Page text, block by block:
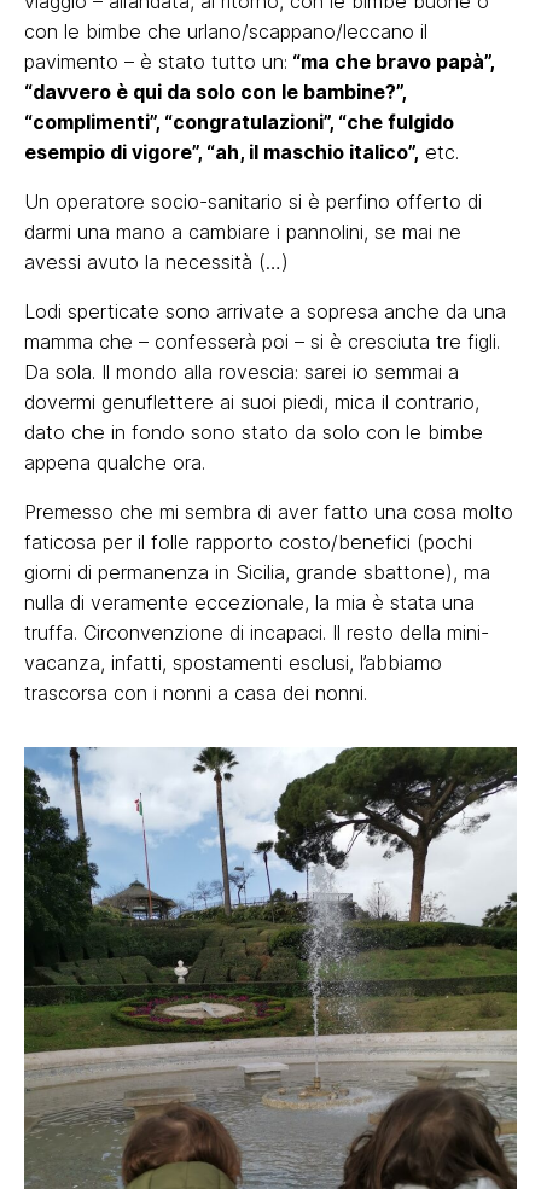
con le bimbe che urlano/scappano/leccano il
pavimento – è stato tutto un: “ma che bravo papà”,
“davvero è qui da solo con le bambine?”,
“complimenti”, “congratulazioni”, “che fulgido
esempio di vigore”, “ah, il maschio italico”, etc.
Un operatore socio-sanitario si è perfino offerto di
darmi una mano a cambiare i pannolini, se mai ne
avessi avuto la necessità (…)
Lodi sperticate sono arrivate a sopresa anche da una
mamma che – confesserà poi – si è cresciuta tre figli.
Da sola. Il mondo alla rovescia: sarei io semmai a
dovermi genuflettere ai suoi piedi, mica il contrario,
dato che in fondo sono stato da solo con le bimbe
appena qualche ora.
Premesso che mi sembra di aver fatto una cosa molto
faticosa per il folle rapporto costo/benefici (pochi
giorni di permanenza in Sicilia, grande sbattone), ma
nulla di veramente eccezionale, la mia è stata una
truffa. Circonvenzione di incapaci. Il resto della mini-
vacanza, infatti, spostamenti esclusi, l’abbiamo
trascorsa con i nonni a casa dei nonni.